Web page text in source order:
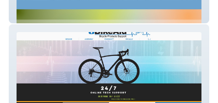
Cycle Force Corporate Site